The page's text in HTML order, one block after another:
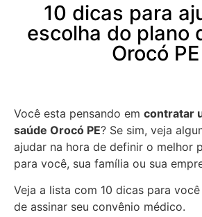
10 dicas para
escolha do plano
Orocó PE
Você esta pensando em contratar
saúde Orocó PE? Se sim, veja
ajudar na hora de definir o melhor
para você, sua família ou sua
Veja a lista com 10 dicas para
de assinar seu convênio médico.